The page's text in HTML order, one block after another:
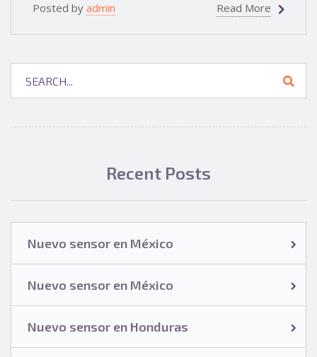
Posted by admin Read More
Recent Posts
Nuevo sensor en México
Nuevo sensor en México
Nuevo sensor en Honduras